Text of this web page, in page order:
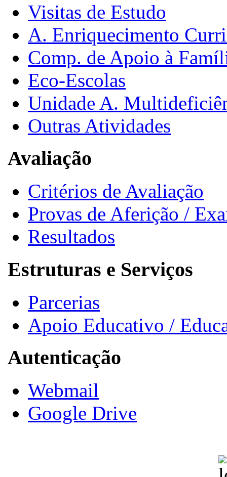
Visitas de Estudo
A. Enriquecimento
Comp. de Apoio à
Eco-Escolas
Unidade A.
Outras Atividades
Avaliação
Critérios de Avaliação
Provas de Aferição /
Resultados
Estruturas e Serviços
Parcerias
Apoio Educativo /
Autenticação
Webmail
Google Drive